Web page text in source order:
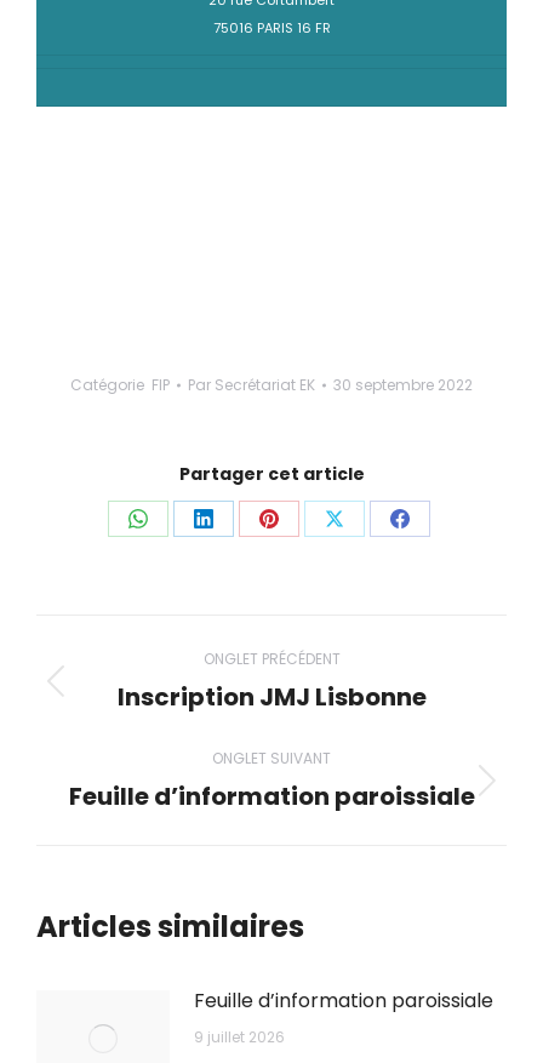
75016 PARIS 16 FR
Catégorie FIP Par Secrétariat EK 30 septembre 2022
Partager cet article
PartagerPartagerPartagerPartagerPartager
Navigation
de
commentaire
ONGLET PRÉCÉDENT
Onglet
Inscription JMJ Lisbonne
ONGLET SUIVANT
Onglet
Feuille d’information paroissiale
Articles similaires
Feuille d’information paroissiale
9 juillet 2026